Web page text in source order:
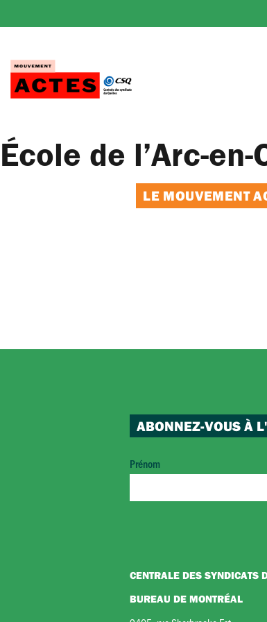
au
École de l’Arc-
LE MOUVEMENT
ABONNEZ-VOUS À
Prénom
CENTRALE DES SYNDICATS
BUREAU DE MONTRÉAL